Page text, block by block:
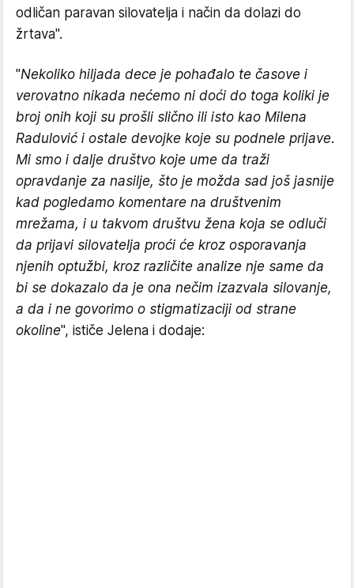
odličan paravan silovatelja i način da dolazi do
žrtava".
"Nekoliko hiljada dece je pohađalo te časove i
verovatno nikada nećemo ni doći do toga koliki je
broj onih koji su prošli slično ili isto kao Milena
Radulović i ostale devojke koje su podnele prijave.
Mi smo i dalje društvo koje ume da traži
opravdanje za nasilje, što je možda sad još jasnije
kad pogledamo komentare na društvenim
mrežama, i u takvom društvu žena koja se odluči
da prijavi silovatelja proći će kroz osporavanja
njenih optužbi, kroz različite analize nje same da
bi se dokazalo da je ona nečim izazvala silovanje,
a da i ne govorimo o stigmatizaciji od strane
okoline", ističe Jelena i dodaje: